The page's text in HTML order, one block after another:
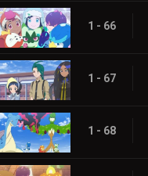
1 - 66
1 - 67
1 - 68